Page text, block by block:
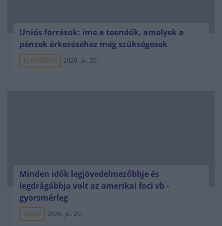
Uniós források: íme a teendők, amelyek a
pénzek érkezéséhez még szükségesek
ELEMZÉSEK 2026. júl. 20.
Minden idők legjövedelmezőbbje és
legdrágábbja volt az amerikai foci vb -
gyorsmérleg
HÍREK 2026. júl. 20.